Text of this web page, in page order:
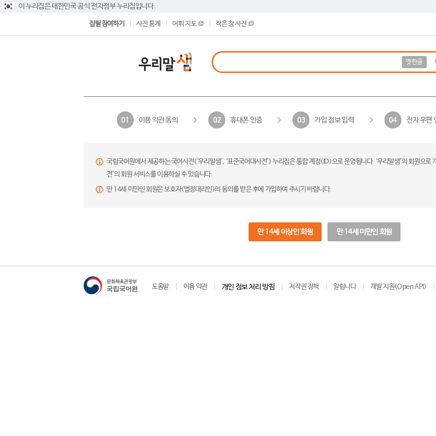
이 누리집은 대한민국 공식 전자정부 누리집입니다.
집필 참여하기 사전 통계 어휘 지도 작은 창 사전
옛한글
01 이용 약관 동의 02 휴대폰 인증 03 가입 정보 입력 04 전자 우편
국립국어원에서 제공하는 국어사전(‘우리말샘’, ‘표준국어대사전’) 누리집은 통합 계정(ID)으로 운영됩니다. ‘우리말샘’의 회원으
전’의 회원 서비스를 이용하실 수 있습니다.
만 14세 미만인 회원은 보호자(법정대리인)의 동의를 받은 후에 가입하여 주시기 바랍니다.
만 14세 이상인 회원 만 14세 미만인 회원
도움말 이용 약관 개인 정보 처리 방침 저작권 정책 알립니다 개발 지원(Open API)